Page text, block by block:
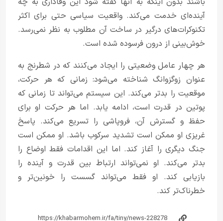
آینده‌ای خدمت می‌کند. واقعیت سیاسی حتی برای اکثر
تکنوکرات‌های درگیر در ساخت آن مطلوب به نظر نمی‌رسد.
خوش‌بینی از درون فرسوده شده است.
هر چهار عامل وضعیتی را ایجاد می‌کنند که در شطرنج به
عنوان زوگزوانگ شناخته می‌شود: زمانی که هر حرکت،
موقعیت را بدتر می‌کند. این سیستم می‌تواند تا زمانی که
پوتین در قدرت است، ادامه یابد. اما هر حرکت او برای
حفظ و گسترش آن، فروپاشی را تسریع می‌کند. پاسخ
غریزی او ممکن است تشدید سرکوب باشد. او ممکن است
جنگ دیگری را آغاز کند. اما این اقدامات فقط اوضاع را
بدتر می‌کند. او نمی‌تواند ارتباط بین قدرت و آینده را
بازیابی کند. او فقط می‌تواند گسست را خونین‌تر و
خطرناک‌تر کند.